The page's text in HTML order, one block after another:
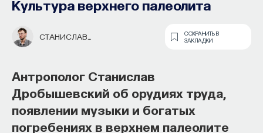
Культура верхнего палеолита
СТАНИСЛАВ
СОХРАНИТЬ В
ЗАКЛАДКИ
Антрополог Станислав
Дробышевский об орудиях труда,
появлении музыки и богатых
погребениях в верхнем палеолите
СОХРАНИТЬ В ЗАКЛАДКИ
и творчестве испанского драматурга,
реформе испанского театра
и причинах появления прозвища